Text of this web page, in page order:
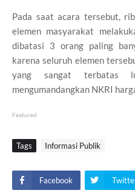
Pada saat acara tersebut,
elemen masyarakat
dibatasi 3 orang paling
karena seluruh elemen
yang sangat terbatas
mengumandangkan NKRI
Featured
Tags Informasi Publik
Facebook